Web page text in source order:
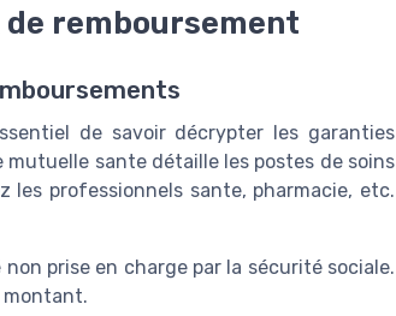
remboursement
de savoir décrypter les garanties
sante détaille les postes de soins
professionnels sante, pharmacie, etc.
prise en charge par la sécurité sociale.
montant.